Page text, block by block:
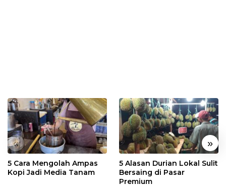
« »
5 Cara Mengolah Ampas
Kopi Jadi Media Tanam
5 Alasan Durian Lokal Sulit
Bersaing di Pasar
Premium